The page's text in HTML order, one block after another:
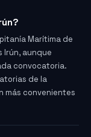
Marítima de
Irún, aunque
convocatoria.
de la
más convenientes